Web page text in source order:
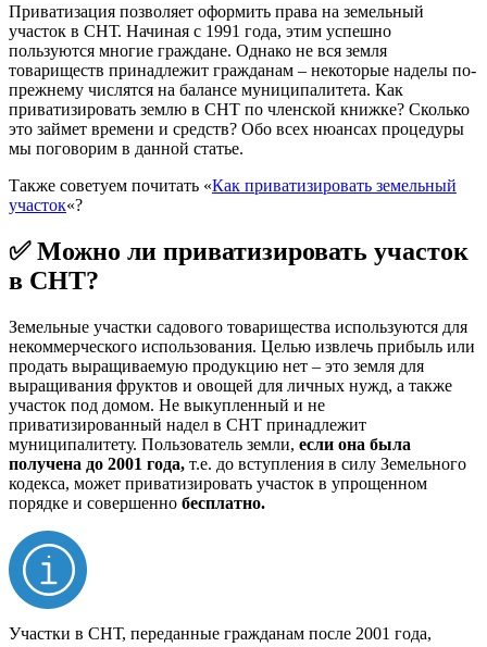
Приватизация позволяет оформить права на земельный
участок в СНТ. Начиная с 1991 года, этим успешно
пользуются многие граждане. Однако не вся земля
товариществ принадлежит гражданам – некоторые наделы по-
прежнему числятся на балансе муниципалитета. Как
приватизировать землю в СНТ по членской книжке? Сколько
это займет времени и средств? Обо всех нюансах процедуры
мы поговорим в данной статье.
Также советуем почитать «Как приватизировать земельный
участок«?
✅ Можно ли приватизировать участок
в СНТ?
Земельные участки садового товарищества используются для
некоммерческого использования. Целью извлечь прибыль или
продать выращиваемую продукцию нет – это земля для
выращивания фруктов и овощей для личных нужд, а также
участок под домом. Не выкупленный и не
приватизированный надел в СНТ принадлежит
муниципалитету. Пользователь земли, если она была
получена до 2001 года, т.е. до вступления в силу Земельного
кодекса, может приватизировать участок в упрощенном
порядке и совершенно бесплатно.
Участки в СНТ, переданные гражданам после 2001 года,